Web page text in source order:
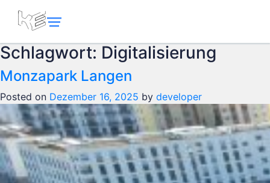
Schlagwort: Digitalisierung
Monzapark Langen
Posted on Dezember 16, 2025 by developer